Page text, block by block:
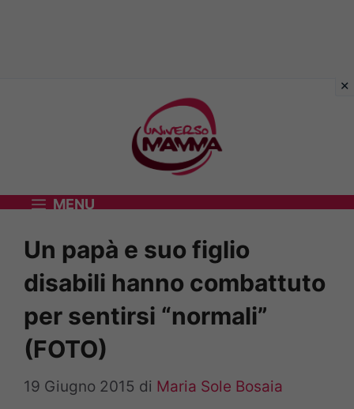
MENU
Un papà e suo figlio
disabili hanno combattuto
per sentirsi “normali”
(FOTO)
19 Giugno 2015 di Maria Sole Bosaia